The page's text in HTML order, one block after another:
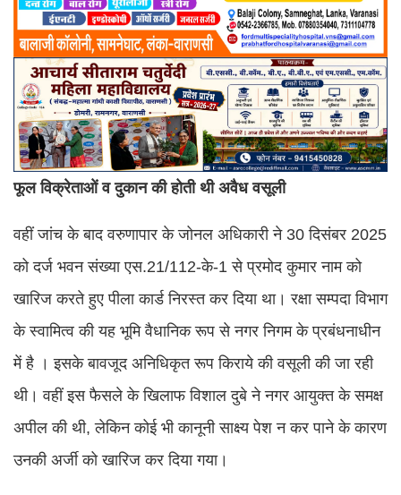
फूल विक्रेताओं व दुकान की होती थी अवैध वसूली
वहीं जांच के बाद वरुणापार के जोनल अधिकारी ने 30 दिसंबर 2025
को दर्ज भवन संख्या एस.21/112-के-1 से प्रमोद कुमार नाम को
खारिज करते हुए पीला कार्ड निरस्त कर दिया था। रक्षा सम्पदा विभाग
के स्वामित्व की यह भूमि वैधानिक रूप से नगर निगम के प्रबंधनाधीन
में है । इसके बावजूद अनिधिकृत रूप किराये की वसूली की जा रही
थी। वहीं इस फैसले के खिलाफ विशाल दुबे ने नगर आयुक्त के समक्ष
अपील की थी, लेकिन कोई भी कानूनी साक्ष्य पेश न कर पाने के कारण
उनकी अर्जी को खारिज कर दिया गया।